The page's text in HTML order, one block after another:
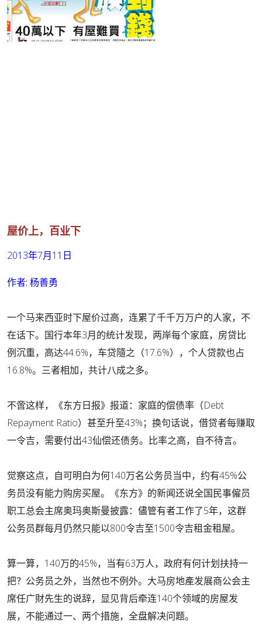
屋价上，百业下
2013年7月11日
作者: 杨善勇
一个马来西亚时下屋价过高，连累了千千万万户的人家，不
在话下。国行本年3月的统计发现，两岸每个家庭，房贷比
例沉重，高达44.6%，车贷隨之（17.6%），个人贷款也占
16.8%。三者相加，共计八成之多。
不啻这样，《东方日报》报道：家庭的偿债率（Debt
Repayment Ratio）甚至升至43%；换句话说，借贷者每赚取
一令吉，需要付出43仙偿还债务。比率之高，自不待言。
觉察这点，自可明白为何140万名公务员当中，约有45%公
务员没有能力购房买屋。《东方》的新闻还说全国民事僱员
职工总会主席奥玛奥斯曼披露：儘管有者工作了5年，这群
公务员群每月仍然只能以800令吉至1500令吉租金租屋。
算一算，140万的45%，当有63万人，政府有何计划扶持一
把？公务员之外，当然也不例外。大马房地產发展商公会主
席任广財先生的说辞，显见背后牵连140个领域的房屋发
展，不能通过一、两个措施，全盘解决问题。